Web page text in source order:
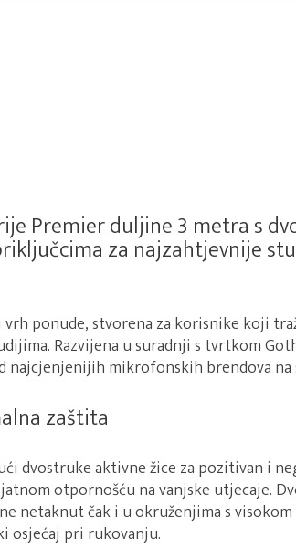
Premier duljine 3 metra s
za najzahtjevnije
ponude, stvorena za korisnike koji
Razvijena u suradnji s tvrtkom
mikrofonskih brendova na
zaštita
dvostruke aktivne žice za pozitivan i
otpornošću na vanjske utjecaje.
netaknut čak i u okruženjima s
osjećaj pri rukovanju.